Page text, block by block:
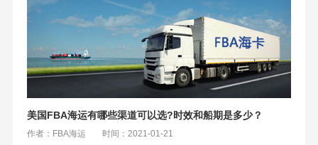
美国FBA海运有哪些渠道可以选?时效和船期是多少？
作者：FBA海运 时间：2021-01-21